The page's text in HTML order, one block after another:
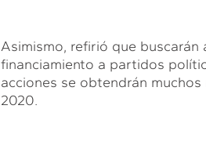
Asimismo, refirió que buscarán
financiamiento a partidos
acciones se obtendrán
2020.